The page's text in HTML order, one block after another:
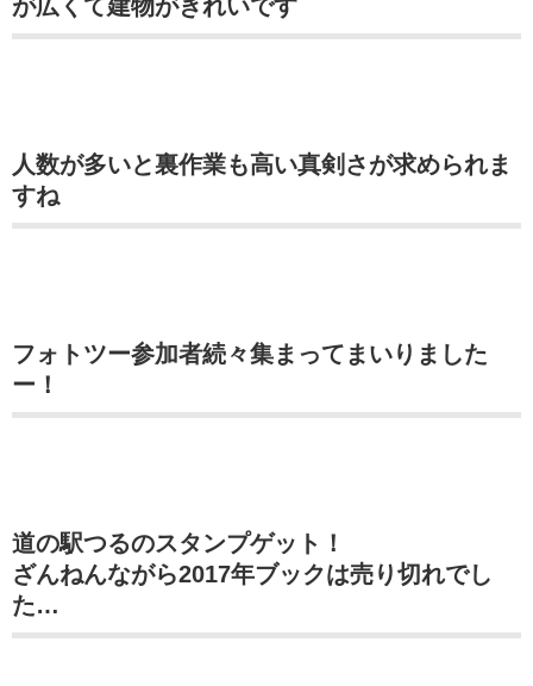
が広くて建物がきれいです
人数が多いと裏作業も高い真剣さが求められま
すね
フォトツー参加者続々集まってまいりました
ー！
道の駅つるのスタンプゲット！
ざんねんながら2017年ブックは売り切れでし
た…